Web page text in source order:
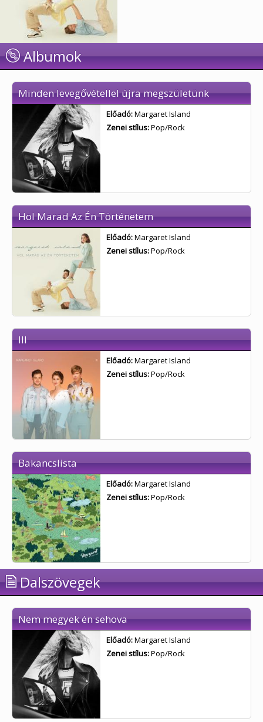
Albumok
Minden levegővétellel újra megszületünk
Előadó:Margaret Island
Zenei stílus:Pop/Rock
Hol Marad Az Én Történetem
Előadó:Margaret Island
Zenei stílus:Pop/Rock
III
Előadó:Margaret Island
Zenei stílus:Pop/Rock
Bakancslista
Előadó:Margaret Island
Zenei stílus:Pop/Rock
Dalszövegek
Nem megyek én sehova
Előadó:Margaret Island
Zenei stílus:Pop/Rock